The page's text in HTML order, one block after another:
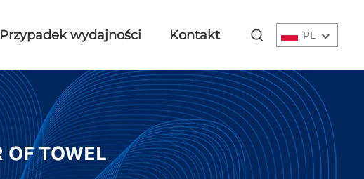
Przypadek wydajności Kontakt PL